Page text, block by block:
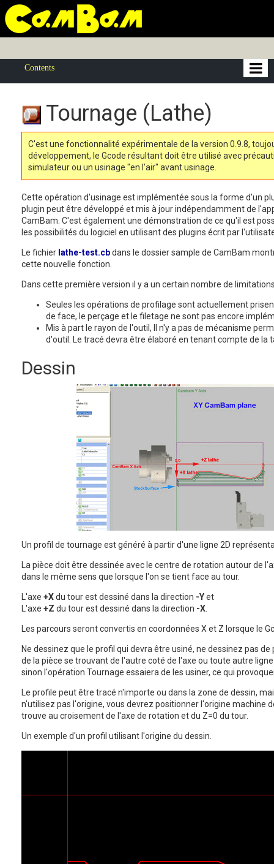
Contents
Tournage (Lathe)
C'est une fonctionnalité expérimentale de la version 0.9.8,
développement, le Gcode résultant doit être utilisé avec
simulateur ou un usinage "en l'air" avant usinage.
Cette opération d'usinage est implémentée sous la forme d'un
plugin peut être développé et mis à jour indépendamment de
CamBam. C'est également une démonstration de ce qu'il est
les possibilités du logiciel en utilisant des plugins écrit par
Le fichier lathe-test.cbdans le dossier sample de CamBam
cette nouvelle fonction.
Dans cette première version il y a un certain nombre de
Seules les opérations de profilage sont actuellement
de face, le perçage et le filetage ne sont pas encore
Mis à part le rayon de l'outil, Il n'y a pas de mécanisme
d'outil. Le tracé devra être élaboré en tenant compte de la
Dessin
Un profil de tournage est généré à partir d'une ligne 2D
La pièce doit être dessinée avec le centre de rotation autour de
dans le même sens que lorsque l'on se tient face au tour.
L'axe +Xdu tour est dessiné dans la direction -Yet
L'axe +Z du tour est dessiné dans la direction -X
Les parcours seront convertis en coordonnées X et Z lorsque le
Ne dessinez que le profil qui devra être usiné, ne dessinez pas
de la pièce se trouvant de l'autre coté de l'axe ou toute autre
sinon l'opération Tournage essaiera de les usiner, ce qui
Le profile peut être tracé n'importe ou dans la zone de dessin,
n'utilisez pas l'origine, vous devrez positionner l'origine machine
trouve au croisement de l'axe de rotation et du Z=0 du tour.
Un exemple d'un profil utilisant l'origine du dessin.